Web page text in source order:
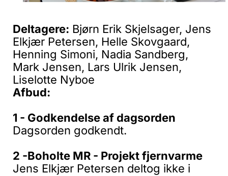
Deltagere: Bjørn Erik Skjelsager, Jens
Elkjær Petersen, Helle Skovgaard,
Henning Simoni, Nadia Sandberg,
Mark Jensen, Lars Ulrik Jensen,
Liselotte Nyboe
Afbud:
1 - Godkendelse af dagsorden
Dagsorden godkendt.
2 -Boholte MR - Projekt fjernvarme
Jens Elkjær Petersen deltog ikke i